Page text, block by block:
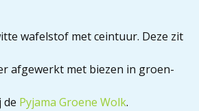
wafelstof met ceintuur. Deze zit
afgewerkt met biezen in groen-
de Pyjama Groene Wolk.